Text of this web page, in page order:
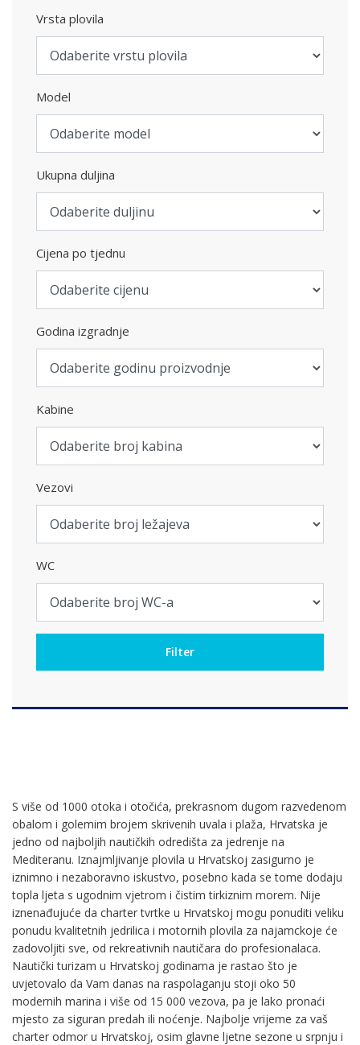
Vrsta plovila
Model
Ukupna duljina
Cijena po tjednu
Godina izgradnje
Kabine
Vezovi
WC
S više od 1000 otoka i otočića, prekrasnom dugom razvedenom
obalom i golemim brojem skrivenih uvala i plaža, Hrvatska je
jedno od najboljih nautičkih odredišta za jedrenje na
Mediteranu. Iznajmljivanje plovila u Hrvatskoj zasigurno je
iznimno i nezaboravno iskustvo, posebno kada se tome dodaju
topla ljeta s ugodnim vjetrom i čistim tirkiznim morem. Nije
iznenađujuće da charter tvrtke u Hrvatskoj mogu ponuditi veliku
ponudu kvalitetnih jedrilica i motornih plovila za najamckoje će
zadovoljiti sve, od rekreativnih nautičara do profesionalaca.
Nautički turizam u Hrvatskoj godinama je rastao što je
uvjetovalo da Vam danas na raspolaganju stoji oko 50
modernih marina i više od 15 000 vezova, pa je lako pronaći
mjesto za siguran predah ili noćenje. Najbolje vrijeme za vaš
charter odmor u Hrvatskoj, osim glavne ljetne sezone u srpnju i